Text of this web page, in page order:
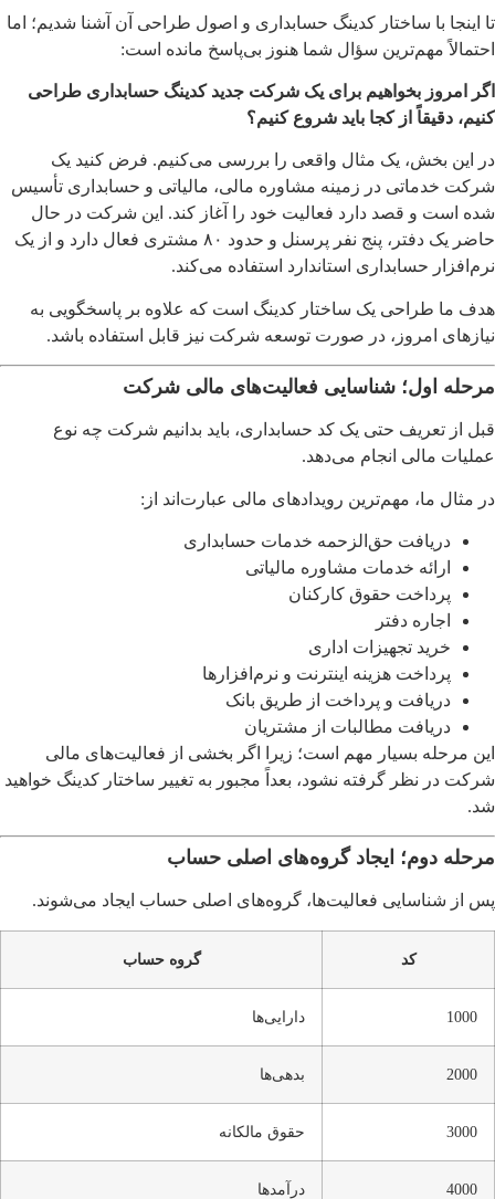
تا اینجا با ساختار کدینگ حسابداری و اصول طراحی آن آشنا شدیم؛ اما
احتمالاً مهم‌ترین سؤال شما هنوز بی‌پاسخ مانده است:
اگر امروز بخواهیم برای یک شرکت جدید کدینگ حسابداری طراحی
کنیم، دقیقاً از کجا باید شروع کنیم؟
در این بخش، یک مثال واقعی را بررسی می‌کنیم. فرض کنید یک
شرکت خدماتی در زمینه مشاوره مالی، مالیاتی و حسابداری تأسیس
شده است و قصد دارد فعالیت خود را آغاز کند. این شرکت در حال
حاضر یک دفتر، پنج نفر پرسنل و حدود ۸۰ مشتری فعال دارد و از یک
نرم‌افزار حسابداری استاندارد استفاده می‌کند.
هدف ما طراحی یک ساختار کدینگ است که علاوه بر پاسخگویی به
نیازهای امروز، در صورت توسعه شرکت نیز قابل استفاده باشد.
مرحله اول؛ شناسایی فعالیت‌های مالی شرکت
قبل از تعریف حتی یک کد حسابداری، باید بدانیم شرکت چه نوع
عملیات مالی انجام می‌دهد.
در مثال ما، مهم‌ترین رویدادهای مالی عبارت‌اند از:
دریافت حق‌الزحمه خدمات حسابداری
ارائه خدمات مشاوره مالیاتی
پرداخت حقوق کارکنان
اجاره دفتر
خرید تجهیزات اداری
پرداخت هزینه اینترنت و نرم‌افزارها
دریافت و پرداخت از طریق بانک
دریافت مطالبات از مشتریان
این مرحله بسیار مهم است؛ زیرا اگر بخشی از فعالیت‌های مالی
شرکت در نظر گرفته نشود، بعداً مجبور به تغییر ساختار کدینگ خواهید
شد.
مرحله دوم؛ ایجاد گروه‌های اصلی حساب
پس از شناسایی فعالیت‌ها، گروه‌های اصلی حساب ایجاد می‌شوند.
کد گروه حساب
1000 دارایی‌ها
2000 بدهی‌ها
3000 حقوق مالکانه
4000 درآمدها